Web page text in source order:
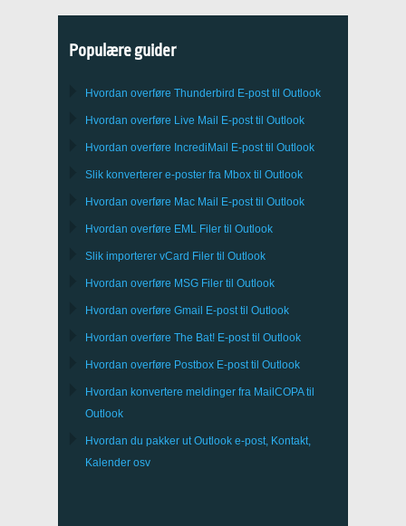
Populære guider
Hvordan overføre Thunderbird E-post til Outlook
Hvordan overføre Live Mail E-post til Outlook
Hvordan overføre IncrediMail E-post til Outlook
Slik konverterer e-poster fra Mbox til Outlook
Hvordan overføre Mac Mail E-post til Outlook
Hvordan overføre EML Filer til Outlook
Slik importerer vCard Filer til Outlook
Hvordan overføre MSG Filer til Outlook
Hvordan overføre Gmail E-post til Outlook
Hvordan overføre The Bat! E-post til Outlook
Hvordan overføre Postbox E-post til Outlook
Hvordan konvertere meldinger fra MailCOPAtil
Outlook
Hvordan du pakker utOutlook e-post, Kontakt,
Kalender osv